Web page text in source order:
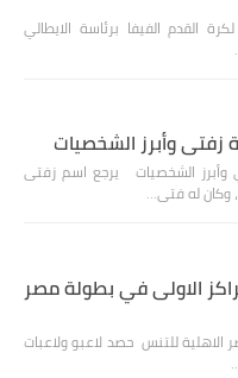
القدم الفيفا برئاسة الايطالي
زفتي وأبرز الشخصيات
وأبرز الشخصيات يرجع اسم زفتى
، وكان له فتى…
الاولى في بطولة مصر
للتنس حصد لاعبو ولاعبات